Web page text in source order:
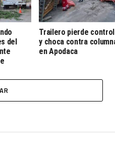
del
Trailero pierde control
y choca contra
en Apodaca